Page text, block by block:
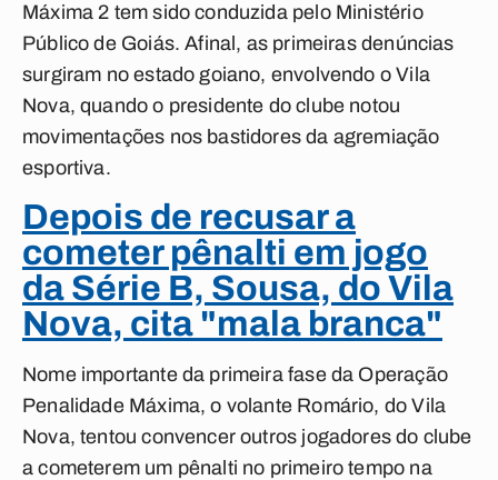
Máxima 2 tem sido conduzida pelo Ministério
Público de Goiás. Afinal, as primeiras denúncias
surgiram no estado goiano, envolvendo o Vila
Nova, quando o presidente do clube notou
movimentações nos bastidores da agremiação
esportiva.
Depois de recusar a
cometer pênalti em jogo
da Série B, Sousa, do Vila
Nova, cita "mala branca"
Nome importante da primeira fase da Operação
Penalidade Máxima, o volante Romário, do Vila
Nova, tentou convencer outros jogadores do clube
a cometerem um pênalti no primeiro tempo na